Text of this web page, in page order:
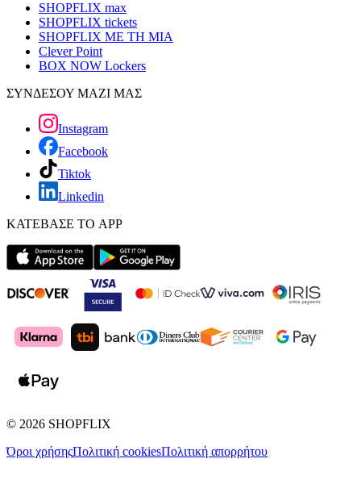
SHOPFLIX max
SHOPFLIX tickets
SHOPFLIX ΜΕ ΤΗ ΜΙΑ
Clever Point
BOX NOW Lockers
ΣΥΝΔΕΣΟΥ ΜΑΖΙ ΜΑΣ
Instagram
Facebook
Tiktok
Linkedin
ΚΑΤΕΒΑΣΕ ΤΟ APP
© 2026 SHOPFLIX
Όροι χρήσηςΠολιτική cookiesΠολιτική απορρήτου